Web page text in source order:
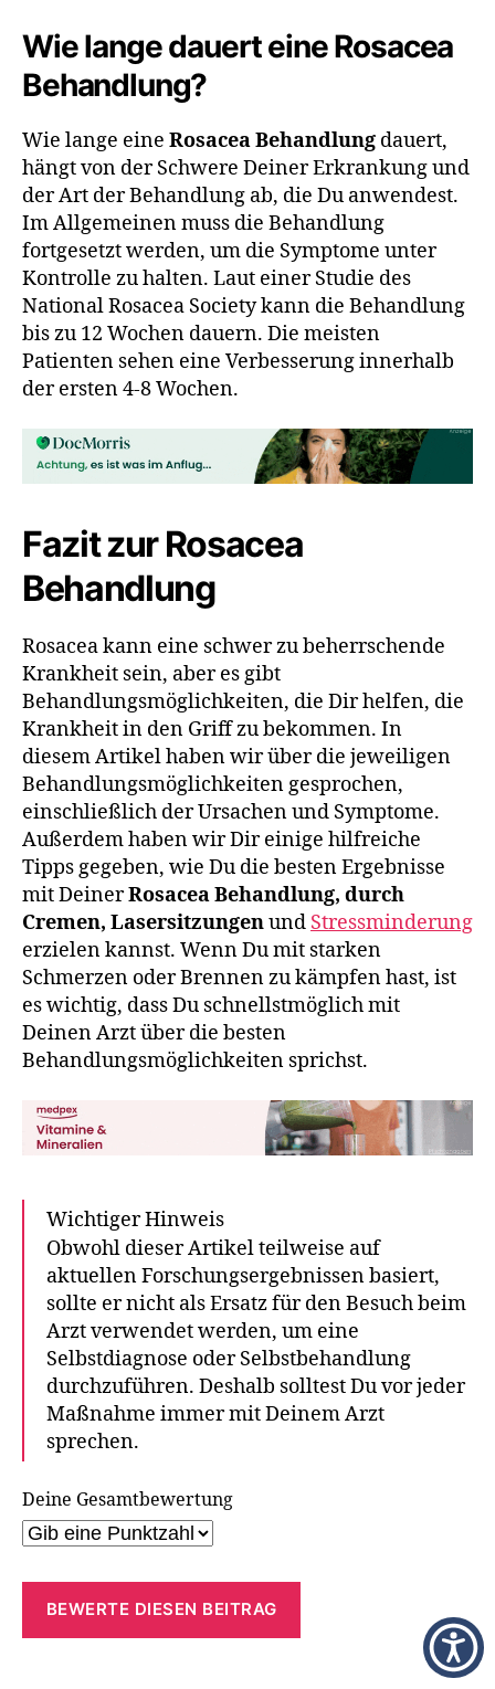
Wie lange dauert eine Rosacea
Behandlung?
Wie lange eine Rosacea Behandlung dauert,
hängt von der Schwere Deiner Erkrankung und
der Art der Behandlung ab, die Du anwendest.
Im Allgemeinen muss die Behandlung
fortgesetzt werden, um die Symptome unter
Kontrolle zu halten. Laut einer Studie des
National Rosacea Society kann die Behandlung
bis zu 12 Wochen dauern. Die meisten
Patienten sehen eine Verbesserung innerhalb
der ersten 4-8 Wochen.
Fazit zur Rosacea
Behandlung
Rosacea kann eine schwer zu beherrschende
Krankheit sein, aber es gibt
Behandlungsmöglichkeiten, die Dir helfen, die
Krankheit in den Griff zu bekommen. In
diesem Artikel haben wir über die jeweiligen
Behandlungsmöglichkeiten gesprochen,
einschließlich der Ursachen und Symptome.
Außerdem haben wir Dir einige hilfreiche
Tipps gegeben, wie Du die besten Ergebnisse
mit DeinerRosacea Behandlung, durch
Cremen, Lasersitzungenund Stressminderung
erzielen kannst. Wenn Du mit starken
Schmerzen oder Brennen zu kämpfen hast, ist
es wichtig, dass Du schnellstmöglich mit
Deinen Arzt über die besten
Behandlungsmöglichkeiten sprichst.
Wichtiger Hinweis
Obwohl dieser Artikel teilweise auf
aktuellen Forschungsergebnissen basiert,
sollte er nicht als Ersatz für den Besuch beim
Arzt verwendet werden, um eine
Selbstdiagnose oder Selbstbehandlung
durchzuführen. Deshalb solltest Du vor jeder
Maßnahme immer mit Deinem Arzt
sprechen.
Deine Gesamtbewertung
BEWERTE DIESEN BEITRAG